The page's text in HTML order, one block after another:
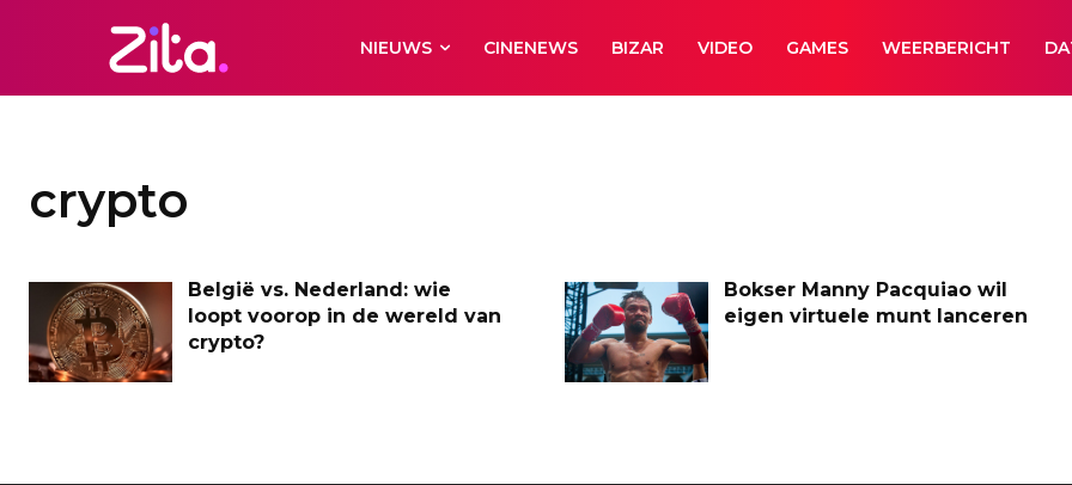
NIEUWS CINENEWS BIZAR VIDEO GAMES WEERBERICHT
crypto
België vs. Nederland: wie
loopt voorop in de wereld van
crypto?
Bokser Manny Pacquiao wil
eigen virtuele munt lanceren